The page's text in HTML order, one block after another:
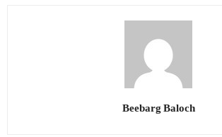
Beebarg Baloch